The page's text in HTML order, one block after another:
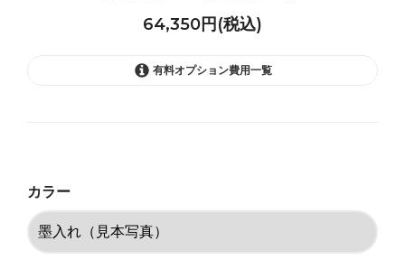
64,350円(税込)
有料オプション費用一覧
カラー